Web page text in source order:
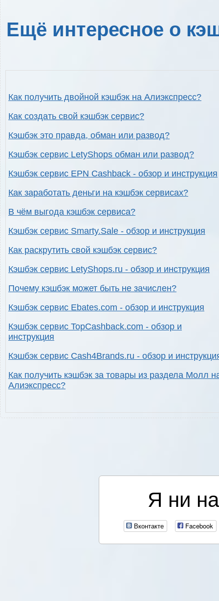
Ещё интересное о
Как получить двойной кэшбэк на Алиэкспресс?
Как создать свой кэшбэк сервис?
Кэшбэк это правда, обман или развод?
Кэшбэк сервис LetyShops обман или развод?
Кэшбэк сервис EPN Cashback - обзор и инструкция
Как заработать деньги на кэшбэк сервисах?
В чём выгода кэшбэк сервиса?
Кэшбэк сервис Smarty.Sale - обзор и инструкция
Как раскрутить свой кэшбэк сервис?
Кэшбэк сервис LetyShops.ru - обзор и инструкция
Почему кэшбэк может быть не зачислен?
Кэшбэк сервис Ebates.com - обзор и инструкция
Кэшбэк сервис TopCashback.com - обзор и
инструкция
Кэшбэк сервис Cash4Brands.ru - обзор и
Как получить кэшбэк за товары из раздела Молл
Алиэкспресс?
Я ни
Вконтакте Facebook